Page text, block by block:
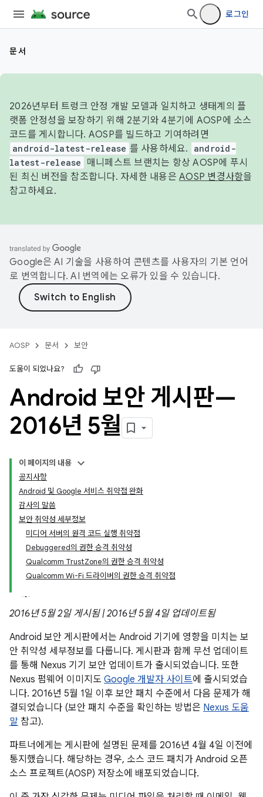
로그인
문서
2026년부터 트렁크 안정 개발 모델과 일치하고 생태계의 플
랫폼 안정성을 보장하기 위해 2분기와 4분기에 AOSP에 소스
코드를 게시합니다. AOSP를 빌드하고 기여하려면
android-latest-release 를 사용하세요.
android-
latest-release
매니페스트 브랜치는 항상 AOSP에 푸시
된 최신 버전을 참조합니다. 자세한 내용은 AOSP 변경사항을
참고하세요.
Google은 AI 기술을 사용하여 콘텐츠를 사용자의 기본 언어
로 번역합니다. AI 번역에는 오류가 있을 수 있습니다.
AOSP 문서 보안
도움이 되었나요?
Android 보안 게시판—
2016년 5월
이 페이지의 내용
공지사항
Android 및 Google 서비스 취약점 완화
감사의 말씀
보안 취약성 세부정보
미디어 서버의 원격 코드 실행 취약점
Debuggered의 권한 승격 취약성
Qualcomm TrustZone의 권한 승격 취약성
Qualcomm Wi-Fi 드라이버의 권한 승격 취약점
2016년 5월 2일 게시됨 | 2016년 5월 4일 업데이트됨
Android 보안 게시판에서는 Android 기기에 영향을 미치는 보
안 취약성 세부정보를 다룹니다. 게시판과 함께 무선 업데이트
를 통해 Nexus 기기 보안 업데이트가 출시되었습니다. 또한
Nexus 펌웨어 이미지도 Google 개발자 사이트에 출시되었습
니다. 2016년 5월 1일 이후 보안 패치 수준에서 다음 문제가 해
결되었습니다 (보안 패치 수준을 확인하는 방법은 Nexus 도움
말 참고).
파트너에게는 게시판에 설명된 문제를 2016년 4월 4일 이전에
통지했습니다. 해당하는 경우, 소스 코드 패치가 Android 오픈
소스 프로젝트(AOSP) 저장소에 배포되었습니다.